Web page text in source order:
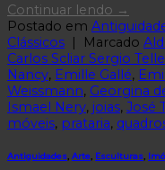
Continuar lendo →
Postado em
Clássicos | Marcado
Carlos Scliar Sergio
Nancy, Emille Gallé,
Weissmann, Georgina
Ismael Nery, joias, José
móveis, prataria,
Antiguidades Arte Esculturas